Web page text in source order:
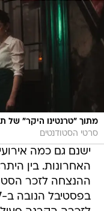
מתוך "טרנטינו היקר" של
סרטי הסטודנטים
ישנם גם כמה
האחרונות. בין
ההנצחה לזכר